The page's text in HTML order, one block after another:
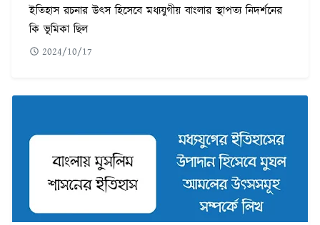
ইতিহাস রচনার উৎস হিসেবে মধ্যযুগীয় বাংলার স্থাপত্য নিদর্শনের
কি ভূমিকা ছিল
2024/10/17